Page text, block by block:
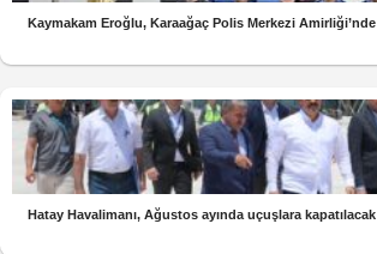
Kaymakam Eroğlu, Karaağaç Polis Merkezi Amirliği’nde
Hatay Havalimanı, Ağustos ayında uçuşlara kapatılacak